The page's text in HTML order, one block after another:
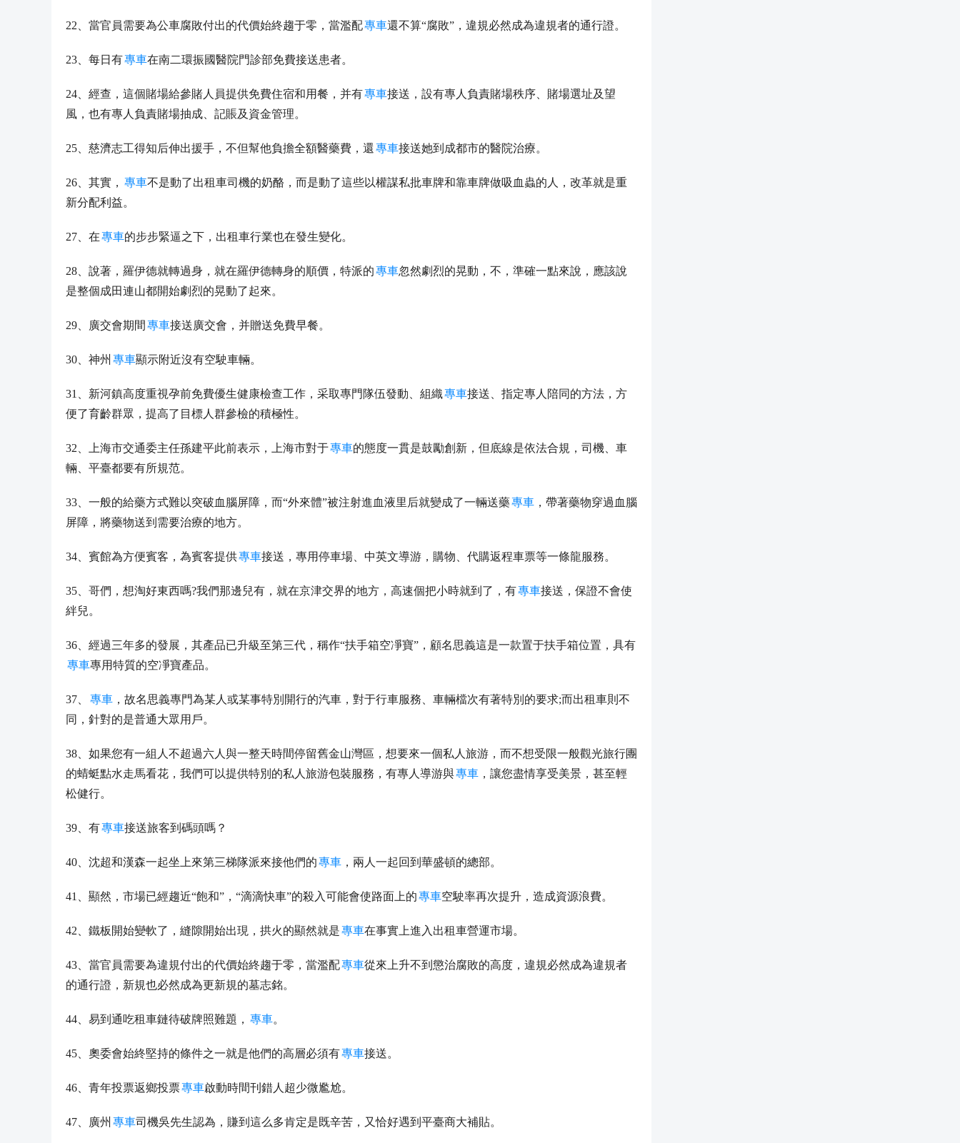
22、當官員需要為公車腐敗付出的代價始終趨于零，當濫配專車還不算“腐敗”，違規必然成為違規者的通行證。
23、每日有專車在南二環振國醫院門診部免費接送患者。
24、經查，這個賭場給參賭人員提供免費住宿和用餐，并有專車接送，設有專人負責賭場秩序、賭場選址及望
風，也有專人負責賭場抽成、記賬及資金管理。
25、慈濟志工得知后伸出援手，不但幫他負擔全額醫藥費，還專車接送她到成都市的醫院治療。
26、其實， 專車不是動了出租車司機的奶酪，而是動了這些以權謀私批車牌和靠車牌做吸血蟲的人，改革就是重
新分配利益。
27、在專車的步步緊逼之下，出租車行業也在發生變化。
28、說著，羅伊德就轉過身，就在羅伊德轉身的順價，特派的專車忽然劇烈的晃動，不，準確一點來說，應該說
是整個成田連山都開始劇烈的晃動了起來。
29、廣交會期間 專車接送廣交會，并贈送免費早餐。
30、神州 專車顯示附近沒有空駛車輛。
31、新河鎮高度重視孕前免費優生健康檢查工作，采取專門隊伍發動、組織專車接送、指定專人陪同的方法，方
便了育齡群眾，提高了目標人群參檢的積極性。
32、上海市交通委主任孫建平此前表示，上海市對于專車的態度一貫是鼓勵創新，但底線是依法合規，司機、車
輛、平臺都要有所規范。
33、一般的給藥方式難以突破血腦屏障，而“外來體”被注射進血液里后就變成了一輛送藥專車 ，帶著藥物穿過血腦
屏障，將藥物送到需要治療的地方。
34、賓館為方便賓客，為賓客提供專車接送，專用停車場、中英文導游，購物、代購返程車票等一條龍服務。
35、哥們，想淘好東西嗎?我們那邊兒有，就在京津交界的地方，高速個把小時就到了，有專車接送，保證不會使
絆兒。
36、經過三年多的發展，其產品已升級至第三代，稱作“扶手箱空凈寶”，顧名思義這是一款置于扶手箱位置，具有
專車專用特質的空凈寶產品。
37、 專車 ，故名思義專門為某人或某事特別開行的汽車，對于行車服務、車輛檔次有著特別的要求;而出租車則不
同，針對的是普通大眾用戶。
38、如果您有一組人不超過六人與一整天時間停留舊金山灣區，想要來一個私人旅游，而不想受限一般觀光旅行團
的蜻蜓點水走馬看花，我們可以提供特別的私人旅游包裝服務，有專人導游與專車 ，讓您盡情享受美景，甚至輕
松健行。
39、有專車接送旅客到碼頭嗎？
40、沈超和漢森一起坐上來第三梯隊派來接他們的專車 ，兩人一起回到華盛頓的總部。
41、顯然，市場已經趨近“飽和”，“滴滴快車”的殺入可能會使路面上的專車空駛率再次提升，造成資源浪費。
42、鐵板開始變軟了，縫隙開始出現，拱火的顯然就是專車在事實上進入出租車營運市場。
43、當官員需要為違規付出的代價始終趨于零，當濫配專車從來上升不到懲治腐敗的高度，違規必然成為違規者
的通行證，新規也必然成為更新規的墓志銘。
44、易到通吃租車鏈待破牌照難題， 專車。
45、奧委會始終堅持的條件之一就是他們的高層必須有專車接送。
46、青年投票返鄉投票專車啟動時間刊錯人超少微尷尬。
47、廣州 專車司機吳先生認為，賺到這么多肯定是既辛苦，又恰好遇到平臺商大補貼。